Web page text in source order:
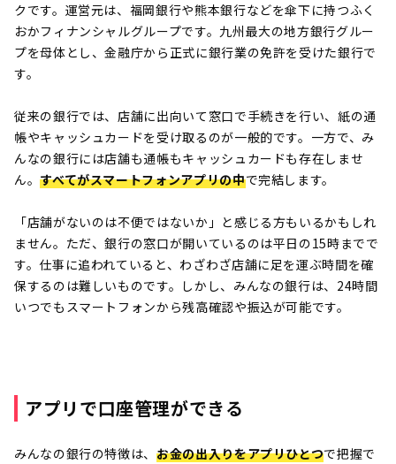
クです。運営元は、福岡銀行や熊本銀行などを傘下に持つふく
おかフィナンシャルグループです。九州最大の地方銀行グルー
プを母体とし、金融庁から正式に銀行業の免許を受けた銀行で
す。
従来の銀行では、店舗に出向いて窓口で手続きを行い、紙の通
帳やキャッシュカードを受け取るのが一般的です。一方で、み
んなの銀行には店舗も通帳もキャッシュカードも存在しませ
ん。すべてがスマートフォンアプリの中で完結します。
「店舗がないのは不便ではないか」と感じる方もいるかもしれ
ません。ただ、銀行の窓口が開いているのは平日の15時までで
す。仕事に追われていると、わざわざ店舗に足を運ぶ時間を確
保するのは難しいものです。しかし、みんなの銀行は、24時間
いつでもスマートフォンから残高確認や振込が可能です。
アプリで口座管理ができる
みんなの銀行の特徴は、お金の出入りをアプリひとつで把握で